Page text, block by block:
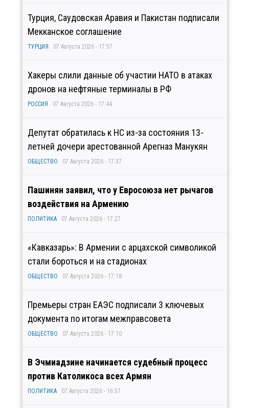
Турция, Саудовская Аравия и Пакистан подписали
Мекканское соглашение
ТУРЦИЯ 07 Августа 2026 - 17:57
Хакеры слили данные об участии НАТО в атаках
дронов на нефтяные терминалы в РФ
РОССИЯ 07 Августа 2026 - 17:44
Депутат обратилась к НС из-за состояния 13-
летней дочери арестованной Арегназ Манукян
ОБЩЕСТВО 07 Августа 2026 - 17:37
Пашинян заявил, что у Евросоюза нет рычагов
воздействия на Армению
ПОЛИТИКА 07 Августа 2026 - 17:27
«Кавказарь»: В Армении с арцахской символикой
стали бороться и на стадионах
ОБЩЕСТВО 07 Августа 2026 - 17:18
Премьеры стран ЕАЭС подписали 3 ключевых
документа по итогам межправсовета
ОБЩЕСТВО 07 Августа 2026 - 17:10
В Эчмиадзине начинается судебный процесс
против Католикоса всех Армян
ПОЛИТИКА 07 Августа 2026 - 16:57